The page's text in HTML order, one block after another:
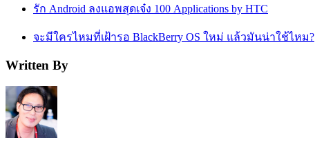
รัก Android ลงแอพสุดเจ๋ง 100 Applications by HTC
จะมีใครไหมที่เฝ้ารอ BlackBerry OS ใหม่ แล้วมันน่าใช้ไหม?
Written By